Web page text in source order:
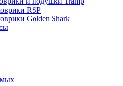
RSP
Golden Shark